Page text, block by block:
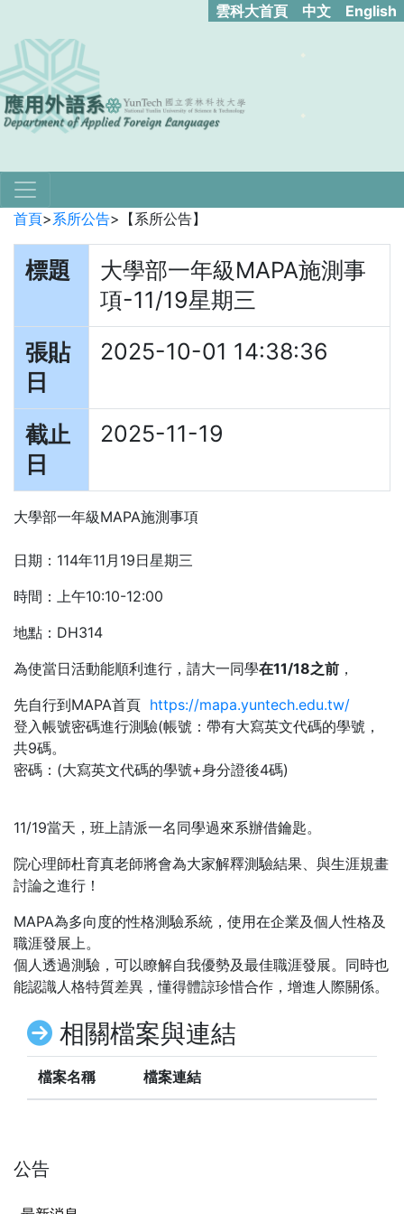
雲科大首頁 中文 English
公告
首頁>系所公告> 【系所公告】
標題
大學部一年級MAPA施測事
項-11/19星期三
張貼
日
2025-10-01 14:38:36
截止
日
2025-11-19
大學部一年級MAPA施測事項
日期：114年11月19日星期三
時間：上午10:10-12:00
地點：DH314
為使當日活動能順利進行，請大一同學在11/18之前 ，
先自行到MAPA首頁 https://mapa.yuntech.edu.tw/
登入帳號密碼進行測驗(帳號：帶有大寫英文代碼的學號，
共9碼。
密碼：(大寫英文代碼的學號+身分證後4碼)
11/19當天，班上請派一名同學過來系辦借鑰匙。
院心理師杜育真老師將會為大家解釋測驗結果、與生涯規畫
討論之進行！
MAPA為多向度的性格測驗系統，使用在企業及個人性格及
職涯發展上。
個人透過測驗，可以瞭解自我優勢及最佳職涯發展。同時也
能認識人格特質差異，懂得體諒珍惜合作，增進人際關係。
相關檔案與連結
檔案名稱 檔案連結